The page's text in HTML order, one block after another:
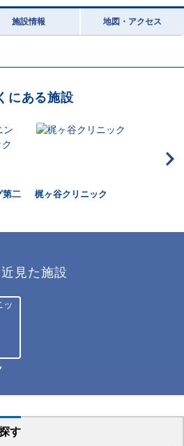
施設情報 地図・アクセス
にある施設
第二
梶ヶ谷クリニック
見た施設
す